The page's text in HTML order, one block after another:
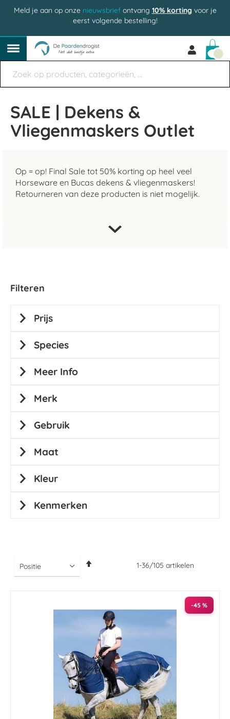
Meld je aan op onze nieuwsbriefontvang 10% korting voor je
eerst volgende bestelling!
SALE | Dekens &
Vliegenmaskers Outlet
1-36/105 artikelen
-45 %
Op = op! Final Sale tot 50% korting op heel veel
Horseware en Bucas dekens & vliegenmaskers!
Retourneren van deze producten is niet mogelijk.
Filteren
Prijs
Species
Meer Info
Merk
Gebruik
Maat
Kleur
Kenmerken